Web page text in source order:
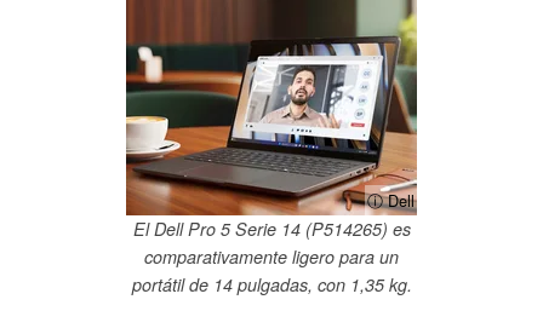
ⓘ Dell
El Dell Pro 5 Serie 14 (P514265) es
comparativamente ligero para un
portátil de 14 pulgadas, con 1,35 kg.